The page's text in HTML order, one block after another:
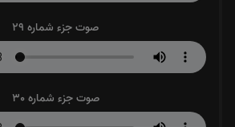
صوت جزء شماره 29
صوت جزء شماره 30